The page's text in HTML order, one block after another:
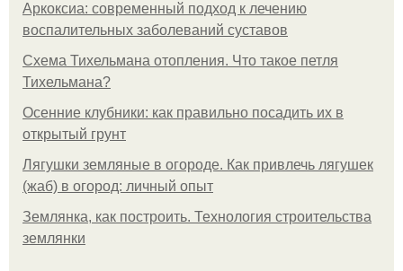
Аркоксиа: современный подход к лечению
воспалительных заболеваний суставов
Схема Тихельмана отопления. Что такое петля
Тихельмана?
Осенние клубники: как правильно посадить их в
открытый грунт
Лягушки земляные в огороде. Как привлечь лягушек
(жаб) в огород: личный опыт
Землянка, как построить. Технология строительства
землянки